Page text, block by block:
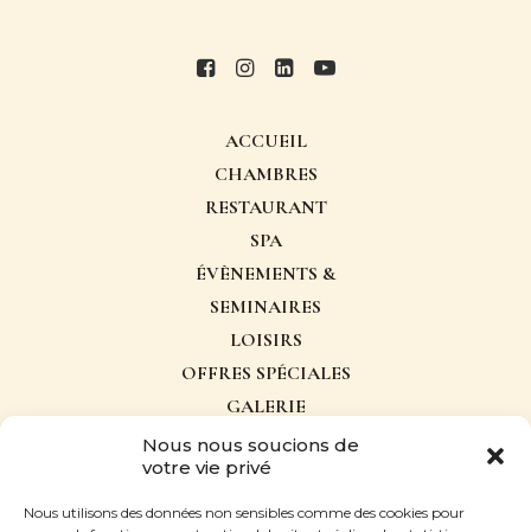
Nous nous soucions de
votre vie privé
Nous utilisons des données non sensibles comme des cookies pour
ACCUEIL
CHAMBRES
RESTAURANT
SPA
ÉVÈNEMENTS &
SEMINAIRES
LOISIRS
OFFRES SPÉCIALES
GALERIE
ACTUALITÉS
CONTACT